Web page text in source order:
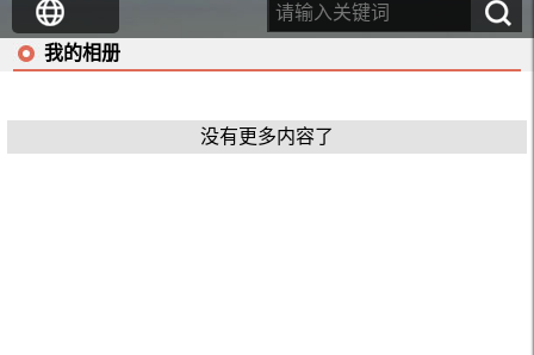
我的相册
没有更多内容了